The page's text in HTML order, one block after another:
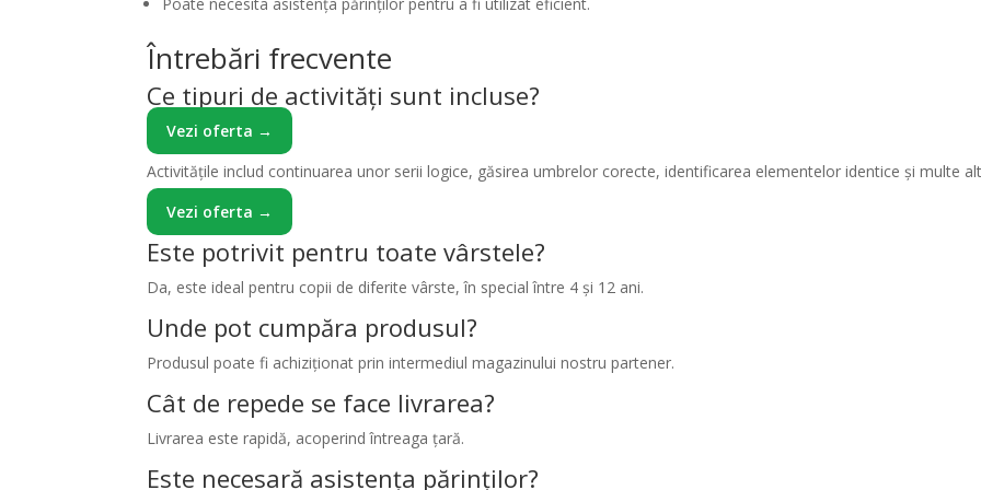
Întrebări frecvente
Ce tipuri de activități sunt incluse?
Vezi oferta →
Activitățile includ continuarea unor serii logice, găsirea umbrelor corecte, identificarea elementelor identice și multe
Vezi oferta →
Este potrivit pentru toate vârstele?
Da, este ideal pentru copii de diferite vârste, în special între 4 și 12 ani.
Unde pot cumpăra produsul?
Produsul poate fi achiziționat prin intermediul magazinului nostru partener.
Cât de repede se face livrarea?
Livrarea este rapidă, acoperind întreaga țară.
Este necesară asistența părinților?